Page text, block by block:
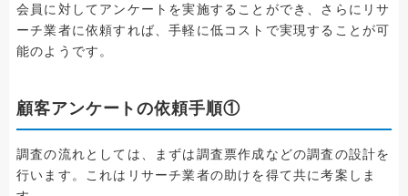
会員に対してアンケートを実施することができ、さらにリサ
ーチ業者に依頼すれば、手軽に低コストで実現することが可
能のようです。
顧客アンケートの依頼手順①
調査の流れとしては、まずは調査票作成などの調査の設計を
行います。これはリサーチ業者の助けを得て共に考案しま